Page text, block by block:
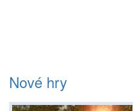
Nové hry